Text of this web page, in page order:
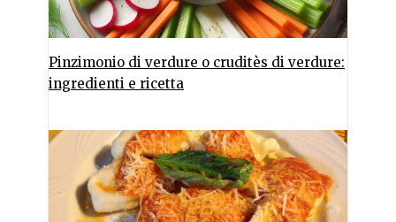
Pinzimonio di verdure o cruditès di verdure:
ingredienti e ricetta